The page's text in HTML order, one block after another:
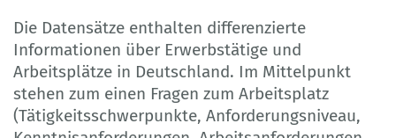
Die Datensätze enthalten differenzierte
Informationen über Erwerbstätige und
Arbeitsplätze in Deutschland. Im Mittelpunkt
stehen zum einen Fragen zum Arbeitsplatz
(Tätigkeitsschwerpunkte, Anforderungsniveau,